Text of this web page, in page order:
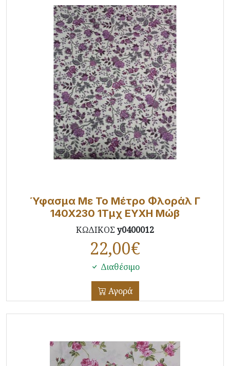
Ύφασμα Με Το Μέτρο Φλοράλ Γ
140X230 1Τμχ ΕΥΧΗ Μώβ
ΚΩΔΙΚΟΣ y0400012
22,00€
Διαθέσιμο
Αγορά